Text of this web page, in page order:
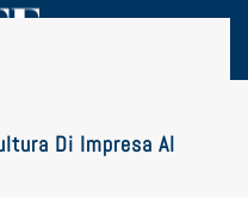
Di Impresa Al